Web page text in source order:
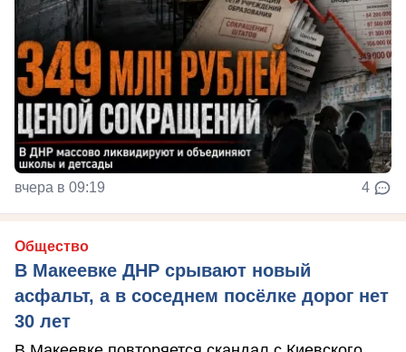
вчера в 09:19 4
Общество
В Макеевке ДНР срывают новый
асфальт, а в соседнем посёлке дорог нет
30 лет